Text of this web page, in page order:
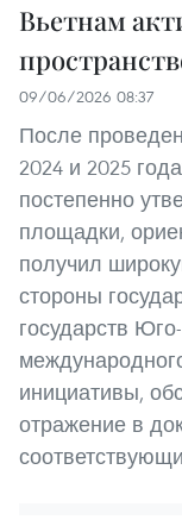
Вьетнам
09/06/2026 08:37
После
2024 и 2025
постепенно
площадки,
получил
стороны
государств
инициативы,
отражение в